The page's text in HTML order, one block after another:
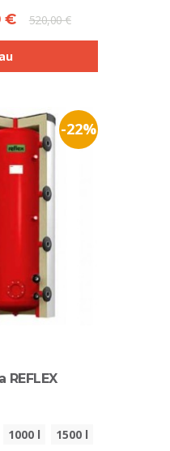
€ 520,00 €
-22%
1000 l
1500 l